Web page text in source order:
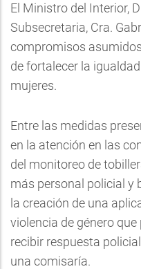
El Ministro del Interior,
Subsecretaria, Cra.
compromisos
de fortalecer la
mujeres.
Entre las medidas
en la atención en las
del monitoreo de
más personal policial y
la creación de una
violencia de género
recibir respuesta
una comisaría.